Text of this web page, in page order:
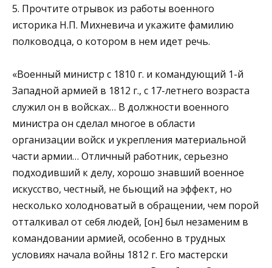
5. Прочтите отрывок из работы военного
историка Н.П. Михневича и укажите фамилию
полководца, о котором в нем идет речь.
«Военный министр с 1810 г. и командующий 1-й
Западной армией в 1812 г., с 17-летнего возраста
служил он в вой­сках… В должности военного
министра он сделал многое в области
организации войск и укрепления материальной
час­ти армии… Отличный работник, серьезно
подходивший к де­лу, хорошо знавший военное
искусство, честный, не бьющий на эффект, но
несколько холодноватый в обращении, чем порой
отталкивал от себя людей, [он] был незаменим в
ко­мандовании армией, особенно в трудных
условиях начала войны 1812 г. Его мастерски